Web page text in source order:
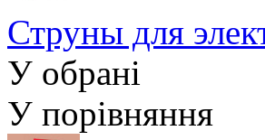
Струны для
У обрані
У порівняння